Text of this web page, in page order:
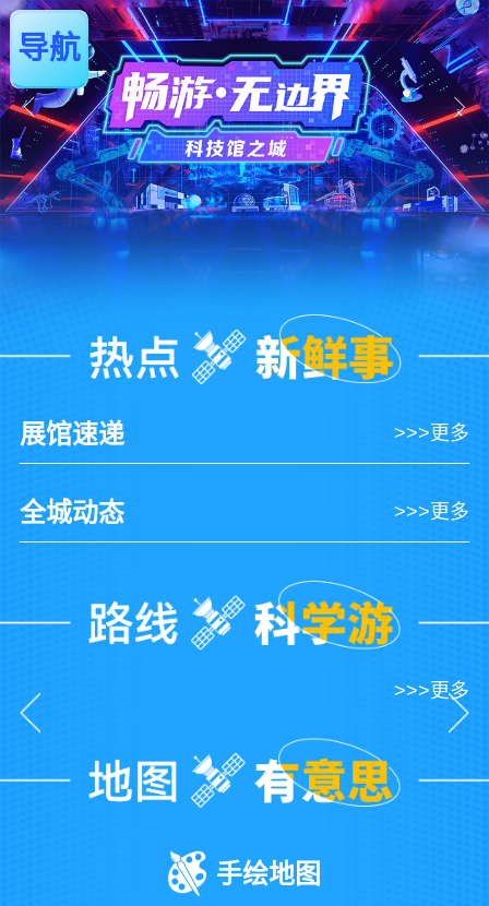
导航
展馆速递 >>>更多
全城动态 >>>更多
>>>更多
手绘地图